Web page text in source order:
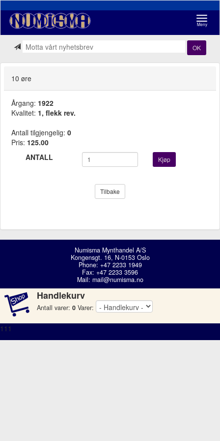
Meny
OK
10 øre
Årgang: 1922
Kvalitet: 1, flekk rev.
Antall tilgjengelig: 0
Pris: 125.00
ANTALL
Kjøp
Tilbake
Numisma Mynthandel A/S
Kongensgt. 16, N-0153 Oslo
Phone: +47 2233 1949
Fax: +47 2233 3596
Mail: mail@numisma.no
Handlekurv
Antall varer: 0 Varer:
111